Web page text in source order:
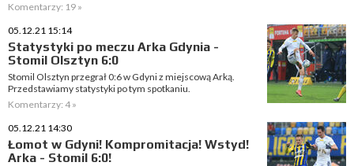
Komentarzy: 19 »
05.12.21 15:14
Statystyki po meczu Arka Gdynia -
Stomil Olsztyn 6:0
Stomil Olsztyn przegrał 0:6 w Gdyni z miejscową Arką.
Przedstawiamy statystyki po tym spotkaniu.
Komentarzy: 4 »
05.12.21 14:30
Łomot w Gdyni! Kompromitacja! Wstyd!
Arka - Stomil 6:0!